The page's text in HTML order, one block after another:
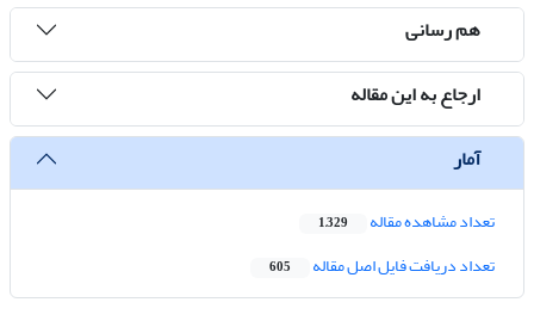
هم رسانی
ارجاع به این مقاله
آمار
تعداد مشاهده مقاله 1,329
تعداد دریافت فایل اصل مقاله 605